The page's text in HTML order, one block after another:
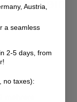
Austria,
a seamless
2-5 days, from
no taxes):